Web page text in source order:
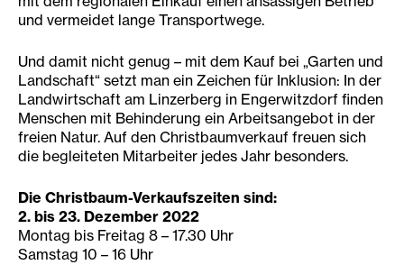
und vermeidet lange Transportwege.
Und damit nicht genug – mit dem Kauf bei „Garten und
Landschaft“ setzt man ein Zeichen für Inklusion: In der
Landwirtschaft am Linzerberg in Engerwitzdorf finden
Menschen mit Behinderung ein Arbeitsangebot in der
freien Natur. Auf den Christbaumverkauf freuen sich
die begleiteten Mitarbeiter jedes Jahr besonders.
Die Christbaum-Verkaufszeiten sind:
2. bis 23. Dezember 2022
Montag bis Freitag 8 – 17.30 Uhr
Samstag 10 – 16 Uhr